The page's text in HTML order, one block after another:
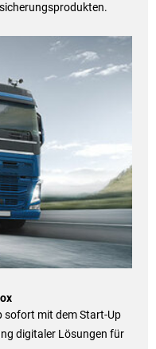
sofort mit dem Start-Up
digitaler Lösungen für